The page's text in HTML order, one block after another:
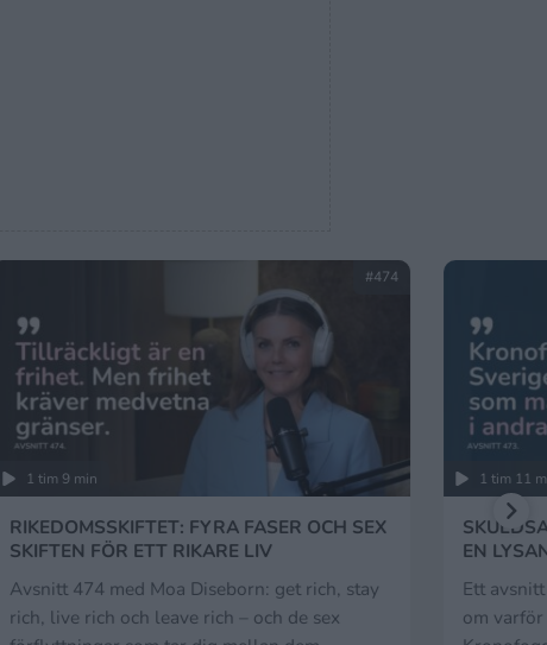
#474
1 tim 9 min
RIKEDOMSSKIFTET: FYRA FASER OCH SEX
SKIFTEN FÖR ETT RIKARE LIV
Avsnitt 474 med Moa Diseborn: get rich, stay
rich, live rich och leave rich – och de sex
1 tim 11
EN
Ett
om